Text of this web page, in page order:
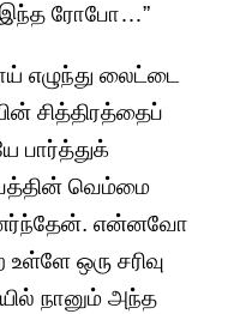
ரோபோ…”
எழுந்து லைட்டை
சித்திரத்தைப்
பார்த்துக்
வெம்மை
உணர்ந்தேன். என்னவோ
ஒரு சரிவு
நானும் அந்த